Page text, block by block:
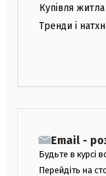
Купівля житла
Тренди і
Email -
Будьте в курсі
Перейдіть на